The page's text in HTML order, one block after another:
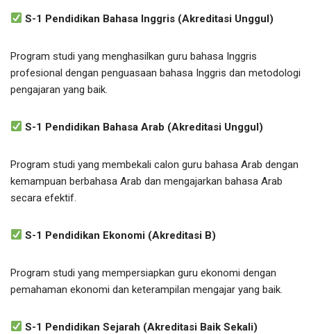
S-1 Pendidikan Bahasa Inggris (Akreditasi Unggul)
Program studi yang menghasilkan guru bahasa Inggris
profesional dengan penguasaan bahasa Inggris dan metodologi
pengajaran yang baik.
S-1 Pendidikan Bahasa Arab (Akreditasi Unggul)
Program studi yang membekali calon guru bahasa Arab dengan
kemampuan berbahasa Arab dan mengajarkan bahasa Arab
secara efektif.
S-1 Pendidikan Ekonomi (Akreditasi B)
Program studi yang mempersiapkan guru ekonomi dengan
pemahaman ekonomi dan keterampilan mengajar yang baik.
S-1 Pendidikan Sejarah (Akreditasi Baik Sekali)